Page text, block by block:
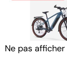
Ne pas